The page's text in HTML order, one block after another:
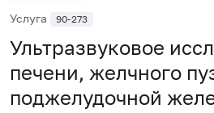
Услуга 90-273
Ультразвуковое
печени, желчного
поджелудочной